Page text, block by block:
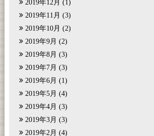
2019年12月 (1)
2019年11月 (3)
2019年10月 (2)
2019年9月 (2)
2019年8月 (3)
2019年7月 (3)
2019年6月 (1)
2019年5月 (4)
2019年4月 (3)
2019年3月 (3)
2019年2月 (4)